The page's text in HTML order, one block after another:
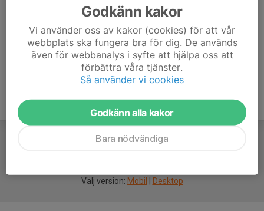
Välj version: Mobil Desktop
Godkänn kakor
Vi använder oss av kakor (cookies) för att vår
webbplats ska fungera bra för dig. De används
även för webbanalys i syfte att hjälpa oss att
förbättra våra tjänster.
Så använder vi cookies
Godkänn alla kakor
Bara nödvändiga